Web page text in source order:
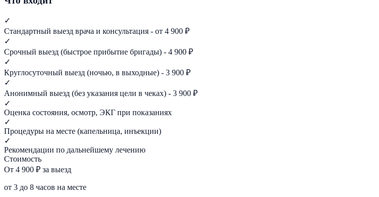
✓
Стандартный выезд врача и консультация - от 4 900 ₽
✓
Срочный выезд (быстрое прибытие бригады) - 4 900 ₽
✓
Круглосуточный выезд (ночью, в выходные) - 3 900 ₽
✓
Анонимный выезд (без указания цели в чеках) - 3 900 ₽
✓
Оценка состояния, осмотр, ЭКГ при показаниях
✓
Процедуры на месте (капельница, инъекции)
✓
Рекомендации по дальнейшему лечению
Стоимость
От 4 900 ₽ за выезд
от 3 до 8 часов на месте